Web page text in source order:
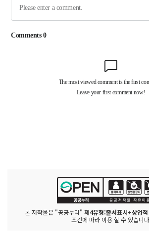
본 저작물은 "공공누리" 제4유형:출처표시+상업
조건에 따라 이용 할 수 있습니